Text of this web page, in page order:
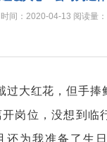
时间：2020-04-13 阅读量
过大红花，但手捧
岗位，没想到临
还为我准备了生